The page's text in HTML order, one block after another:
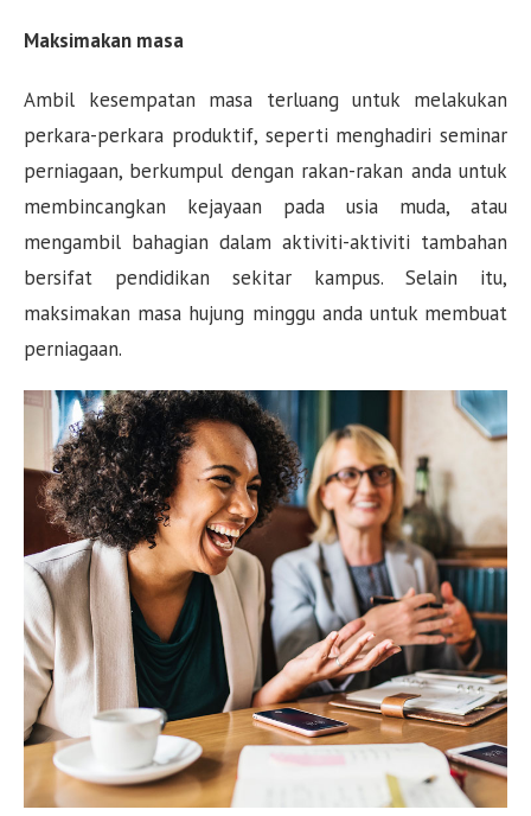
Maksimakan masa
Ambil kesempatan masa terluang untuk melakukan
perkara-perkara produktif, seperti menghadiri seminar
perniagaan, berkumpul dengan rakan-rakan anda untuk
membincangkan kejayaan pada usia muda, atau
mengambil bahagian dalam aktiviti-aktiviti tambahan
bersifat pendidikan sekitar kampus. Selain itu,
maksimakan masa hujung minggu anda untuk membuat
perniagaan.